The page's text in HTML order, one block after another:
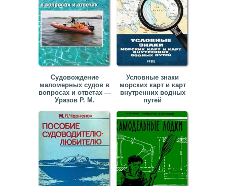
Судовождение
маломерных судов в
вопросах и ответах —
Уразов Р. М.
Условные знаки
морских карт и карт
внутренних водных
путей